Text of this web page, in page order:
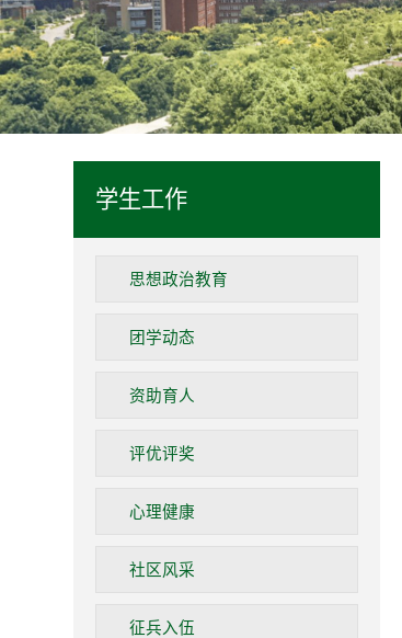
学生工作
思想政治教育
团学动态
资助育人
评优评奖
心理健康
社区风采
征兵入伍